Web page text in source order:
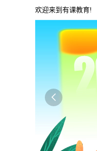
欢迎来到有课教育!
